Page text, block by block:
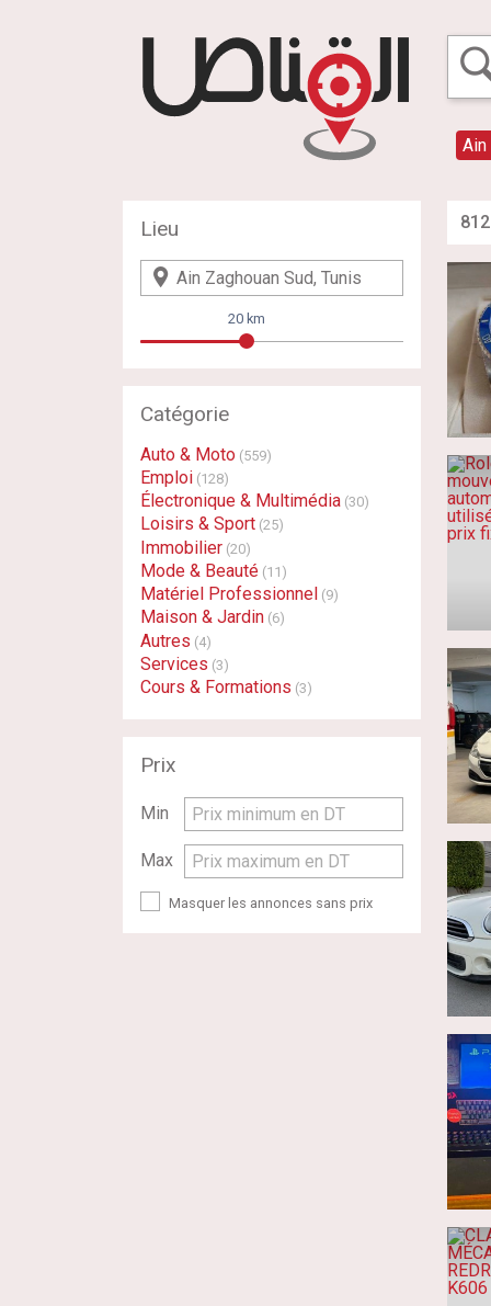
Ain
812
Lieu
20 km
Catégorie
Auto & Moto (559)
Emploi (128)
Électronique & Multimédia (30)
Loisirs & Sport (25)
Immobilier (20)
Mode & Beauté (11)
Matériel Professionnel (9)
Maison & Jardin (6)
Autres (4)
Services (3)
Cours & Formations (3)
Prix
Min Prix minimum en DT
Max Prix maximum en DT
Masquer les annonces sans prix